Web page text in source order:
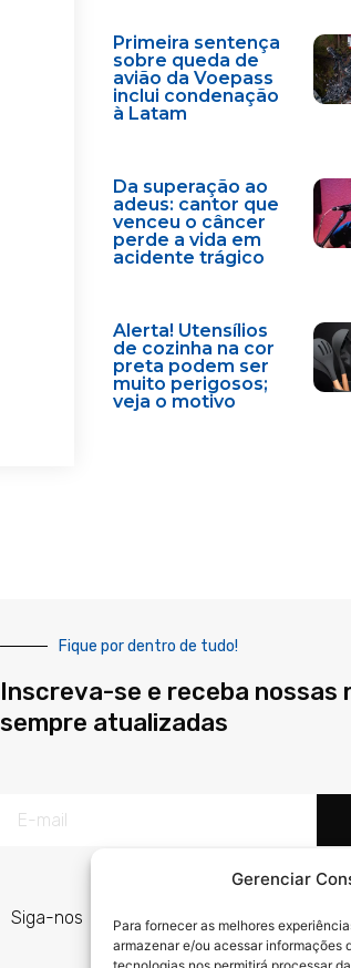
Gerenciar
Para fornecer as melhores
armazenar e/ou acessar informações
Primeira sentença
sobre queda de
avião da Voepass
inclui condenação
à Latam
Da superação ao
adeus: cantor que
venceu o câncer
perde a vida em
acidente trágico
Alerta! Utensílios
de cozinha na cor
preta podem ser
muito perigosos;
veja o motivo
Fique por dentro de tudo!
Inscreva-se e receba nossas
sempre atualizadas
Siga-nos
a
c
e